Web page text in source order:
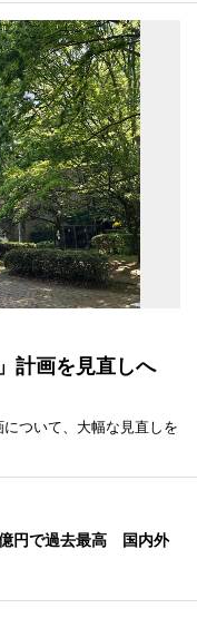
計画を見直しへ
ついて、大幅な見直しを
円で過去最高 国内外